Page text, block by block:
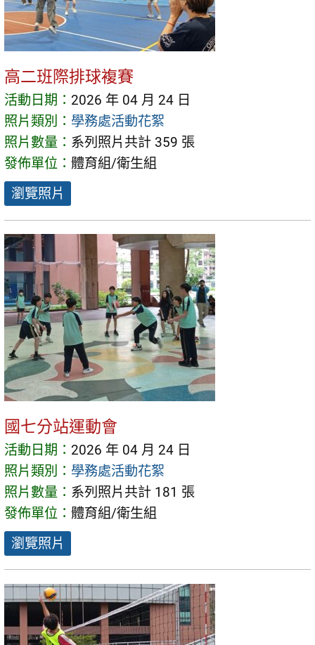
高二班際排球複賽
活動日期： 2026 年 04 月 24 日
照片類別： 學務處活動花絮
照片數量： 系列照片共計 359 張
發佈單位： 體育組/衛生組
瀏覽照片
國七分站運動會
活動日期： 2026 年 04 月 24 日
照片類別： 學務處活動花絮
照片數量： 系列照片共計 181 張
發佈單位： 體育組/衛生組
瀏覽照片